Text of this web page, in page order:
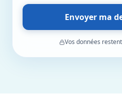
Envoyer ma
Vos données